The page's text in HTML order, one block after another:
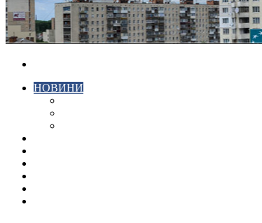
НОВИНИ